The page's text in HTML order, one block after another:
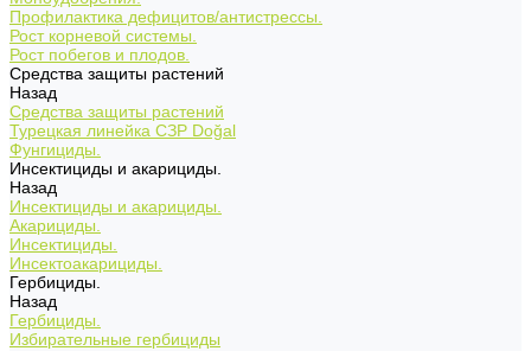
Профилактика дефицитов/антистрессы.
Рост корневой системы.
Рост побегов и плодов.
Средства защиты растений
Назад
Средства защиты растений
Турецкая линейка СЗР Doğal
Фунгициды.
Инсектициды и акарициды.
Назад
Инсектициды и акарициды.
Акарициды.
Инсектициды.
Инсектоакарициды.
Гербициды.
Назад
Гербициды.
Избирательные гербициды